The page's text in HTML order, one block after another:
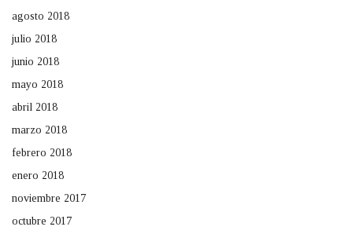
agosto 2018
julio 2018
junio 2018
mayo 2018
abril 2018
marzo 2018
febrero 2018
enero 2018
noviembre 2017
octubre 2017